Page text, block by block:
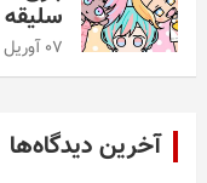
07 آوریل 2024
آخرین دیدگاه‌ها